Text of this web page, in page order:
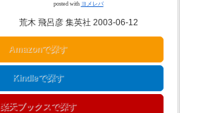
posted with ヨメレバ
荒木 飛呂彦 集英社 2003-06-12
Amazonで探す
Kindleで探す
楽天ブックスで探す